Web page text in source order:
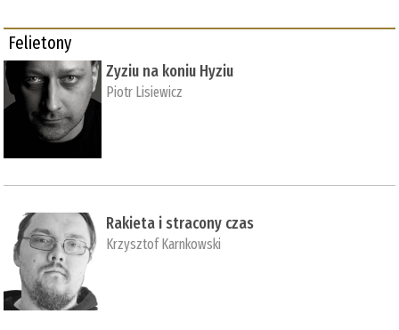
Felietony
Zyziu na koniu Hyziu
Piotr Lisiewicz
Rakieta i stracony czas
Krzysztof Karnkowski